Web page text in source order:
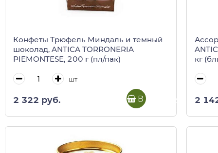
Конфеты Трюфель Миндаль и темный
шоколад, ANTICA TORRONERIA
PIEMONTESE, 200 г (пл/пак)
шт
2 322 руб. В корзину
кг
2